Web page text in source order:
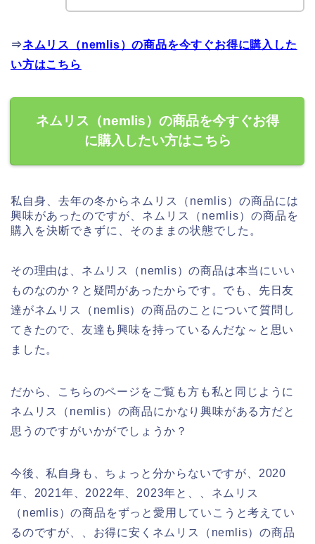
⇒ネムリス（nemlis）の商品を今すぐお得に購入した
い方はこちら
ネムリス（nemlis）の商品を今すぐお得
に購入したい方はこちら
私自身、去年の冬からネムリス（nemlis）の商品には
興味があったのですが、ネムリス（nemlis）の商品を
購入を決断できずに、そのままの状態でした。
その理由は、ネムリス（nemlis）の商品は本当にいい
ものなのか？と疑問があったからです。でも、先日友
達がネムリス（nemlis）の商品のことについて質問し
てきたので、友達も興味を持っているんだな～と思い
ました。
だから、こちらのページをご覧も方も私と同じように
ネムリス（nemlis）の商品にかなり興味がある方だと
思うのですがいかがでしょうか？
今後、私自身も、ちょっと分からないですが、2020
年、2021年、2022年、2023年と、、ネムリス
（nemlis）の商品をずっと愛用していこうと考えてい
るのですが、、お得に安くネムリス（nemlis）の商品